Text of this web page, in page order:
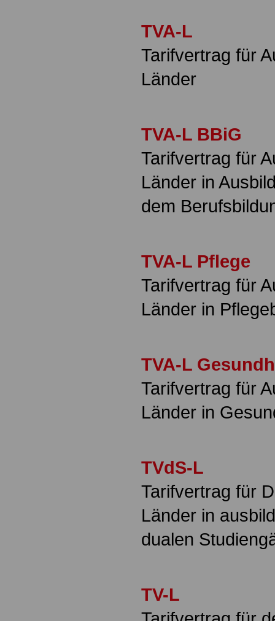
TVA-L
Tarifvertrag für
Länder
TVA-L BBiG
Tarifvertrag für
Länder in
dem
TVA-L Pflege
Tarifvertrag für
Länder in
TVA-L
Tarifvertrag für
Länder in
TVdS-L
Tarifvertrag für
Länder in
dualen
TV-L